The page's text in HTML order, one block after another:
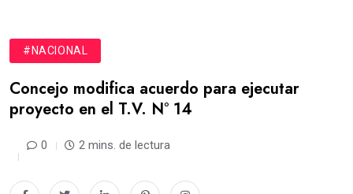
#NACIONAL
Concejo modifica acuerdo para ejecutar
proyecto en el T.V. N° 14
0 2 mins. de lectura